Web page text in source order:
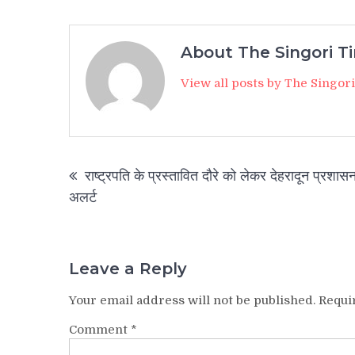
About The Singori
View all posts by The
navigation
राष्ट्रपति के प्रस्तावित दौरे को लेकर देहरादून
अलर्ट
Leave a Reply
Your email address will not be published.
Comment *